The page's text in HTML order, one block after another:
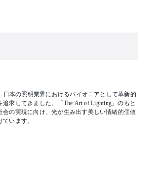
日本の照明業界におけるパイオニアとして革新的
追求してきました。「The Art of Lighting」のもと
会の実現に向け、光が生み出す美しい情緒的価値
います。